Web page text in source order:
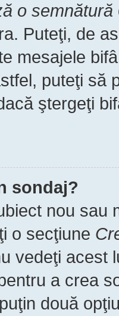
o semnătură
Puteţi, de
mesajele
puteţi să
ştergeţi
sondaj?
nou sau
o secţiune
vedeţi acest
a crea
două